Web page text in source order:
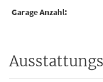
Garage Anzahl